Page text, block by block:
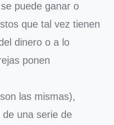
puede ganar o
que tal vez tienen
dinero o a lo
ponen
las mismas),
de una serie de